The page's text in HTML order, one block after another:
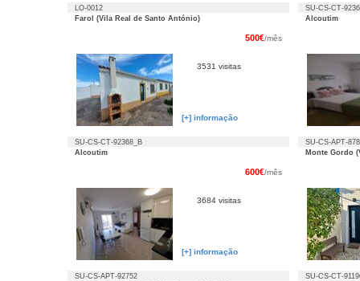
LO-0012
Farol (Vila Real de Santo António)
SU-CS-CT-
Alcoutim
500€/mês
3531 visitas
[+] informação
SU-CS-CT-92368_B
Alcoutim
SU-CS-APT-
Monte Gordo
600€/mês
3684 visitas
[+] informação
SU-CS-APT-92752
SU-CS-CT-